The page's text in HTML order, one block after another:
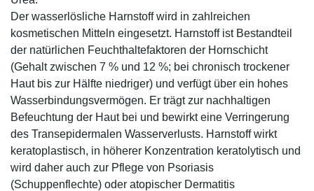
Der wasserlösliche Harnstoff wird in zahlreichen
kosmetischen Mitteln eingesetzt. Harnstoff ist Bestandteil
der natürlichen Feuchthaltefaktoren der Hornschicht
(Gehalt zwischen 7 % und 12 %; bei chronisch trockener
Haut bis zur Hälfte niedriger) und verfügt über ein hohes
Wasserbindungsvermögen. Er trägt zur nachhaltigen
Befeuchtung der Haut bei und bewirkt eine Verringerung
des Transepidermalen Wasserverlusts. Harnstoff wirkt
keratoplastisch, in höherer Konzentration keratolytisch und
wird daher auch zur Pflege von Psoriasis
(Schuppenflechte) oder atopischer Dermatitis